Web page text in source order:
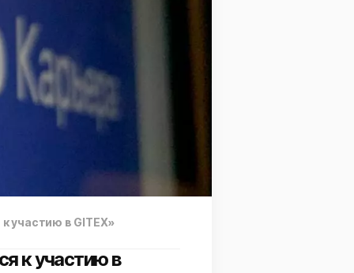
участию в GITEX»
к участию в